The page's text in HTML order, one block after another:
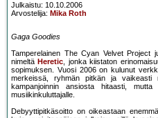
Julkaistu: 10.10.2006
Arvostelija: Mika Roth
Gaga Goodies
Tamperelainen The Cyan Velvet Project
nimeltä Heretic, jonka kiistaton
sopimuksen. Vuosi 2006 on kulunut
merkeissä, ryhmän pitkän ja vaikeasti
kampanjoinnin ansiosta hitaasti,
musiikinkuluttajalle.
Debyyttipitkäsoitto on oikeastaan